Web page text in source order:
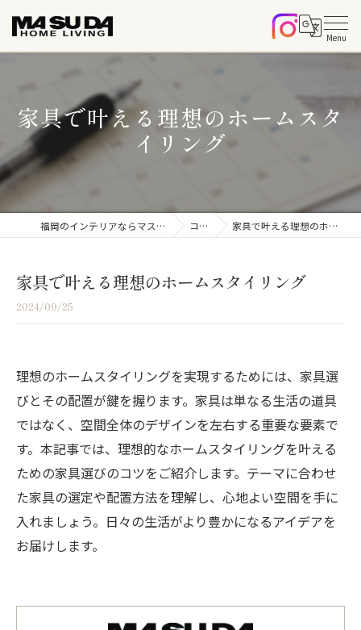
家具で叶える理想のホームスタ
イリング
福岡のインテリアならマスダホームリビング コラム 家具で叶える理想のホームスタイリング
家具で叶える理想のホームスタイリング
2024/09/25
理想のホームスタイリングを実現するためには、家具選
びとその配置が鍵を握ります。家具は単なる生活の道具
ではなく、空間全体のデザインを左右する重要な要素で
す。本記事では、理想的なホームスタイリングを叶える
ための家具選びのコツをご紹介します。テーマに合わせ
た家具の選定や配置方法を理解し、心地よい空間を手に
入れましょう。日々の生活がより豊かになるアイデアを
お届けします。